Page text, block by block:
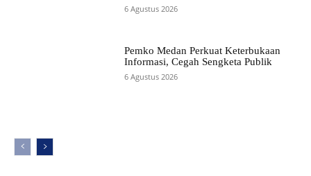
6 Agustus 2026
Pemko Medan Perkuat Keterbukaan
Informasi, Cegah Sengketa Publik
6 Agustus 2026